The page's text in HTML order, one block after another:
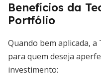
Benefícios da
Portfólio
Quando bem aplicada,
para quem deseja
investimento: